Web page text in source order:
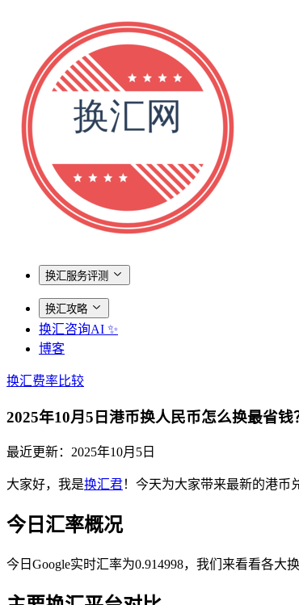
换汇服务评测
换汇攻略
换汇咨询AI ✨
博客
换汇费率比较
2025年10月5日港币换人民币怎么换最省钱
最近更新： 2025年10月5日
大家好，我是换汇君！今天为大家带来最新的港币
今日汇率概况
今日Google实时汇率为0.914998，我们来看看各大